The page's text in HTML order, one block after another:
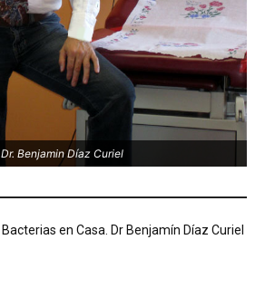
Dr. Benjamin Díaz Curiel
Bacterias en Casa. Dr Benjamín Díaz Curiel